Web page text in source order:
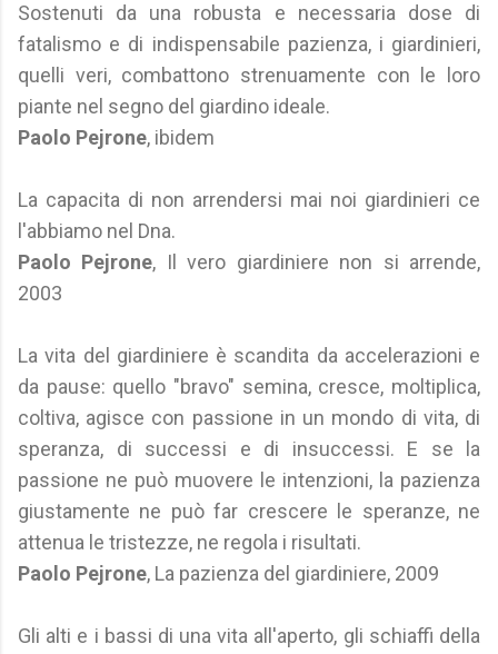
Sostenuti da una robusta e necessaria dose di
fatalismo e di indispensabile pazienza, i giardinieri,
quelli veri, combattono strenuamente con le loro
piante nel segno del giardino ideale.
Paolo Pejrone, ibidem
La capacita di non arrendersi mai noi giardinieri ce
l'abbiamo nel Dna.
Paolo Pejrone, Il vero giardiniere non si arrende,
2003
La vita del giardiniere è scandita da accelerazioni e
da pause: quello "bravo" semina, cresce, moltiplica,
coltiva, agisce con passione in un mondo di vita, di
speranza, di successi e di insuccessi. E se la
passione ne può muovere le intenzioni, la pazienza
giustamente ne può far crescere le speranze, ne
attenua le tristezze, ne regola i risultati.
Paolo Pejrone, La pazienza del giardiniere, 2009
Gli alti e i bassi di una vita all'aperto, gli schiaffi della